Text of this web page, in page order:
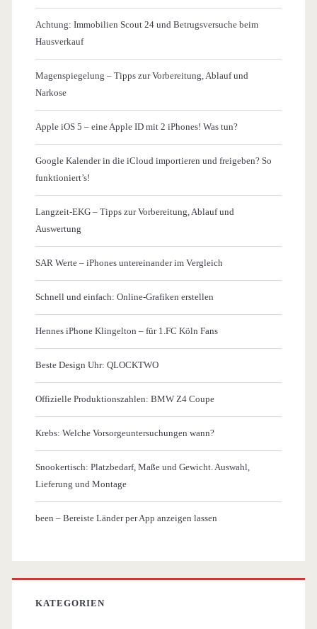
Achtung: Immobilien Scout 24 und Betrugsversuche beim
Hausverkauf
Magenspiegelung – Tipps zur Vorbereitung, Ablauf und
Narkose
Apple iOS 5 – eine Apple ID mit 2 iPhones! Was tun?
Google Kalender in die iCloud importieren und freigeben? So
funktioniert’s!
Langzeit-EKG – Tipps zur Vorbereitung, Ablauf und
Auswertung
SAR Werte – iPhones untereinander im Vergleich
Schnell und einfach: Online-Grafiken erstellen
Hennes iPhone Klingelton – für 1.FC Köln Fans
Beste Design Uhr: QLOCKTWO
Offizielle Produktionszahlen: BMW Z4 Coupe
Krebs: Welche Vorsorgeuntersuchungen wann?
Snookertisch: Platzbedarf, Maße und Gewicht. Auswahl,
Lieferung und Montage
been – Bereiste Länder per App anzeigen lassen
KATEGORIEN